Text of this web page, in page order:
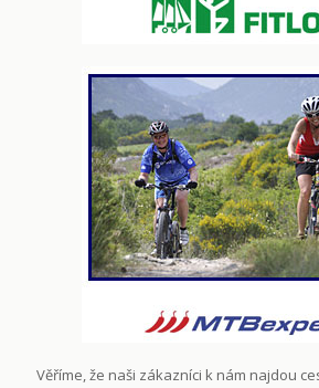
Věříme, že naši zákazníci k nám najdou